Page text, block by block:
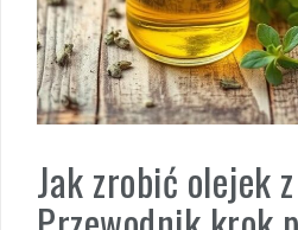
Jak zrobić olejek